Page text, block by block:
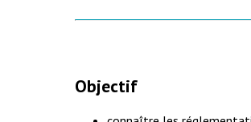
Objectif